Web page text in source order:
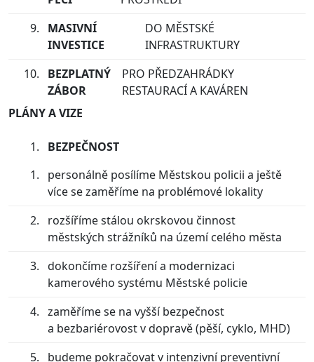
MASIVNÍ
INVESTICE
DO MĚSTSKÉ
INFRASTRUKTURY
BEZPLATNÝ
ZÁBOR
PRO PŘEDZAHRÁDKY
RESTAURACÍ A KAVÁREN
PLÁNY A VIZE
BEZPEČNOST
personálně posílíme Městskou policii a ještě
více se zaměříme na problémové lokality
rozšíříme stálou okrskovou činnost
městských strážníků na území celého města
dokončíme rozšíření a modernizaci
kamerového systému Městské policie
zaměříme se na vyšší bezpečnost
a bezbariérovost v dopravě (pěší, cyklo, MHD)
budeme pokračovat v intenzivní preventivní